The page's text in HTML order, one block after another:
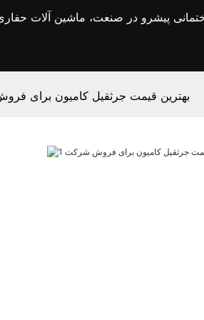
بهترین قیمت جرثقیل کامیون برای